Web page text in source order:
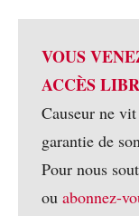
VOUS
ACCÈS
Causeur ne
garantie de
Pour nous
ou abonnez-